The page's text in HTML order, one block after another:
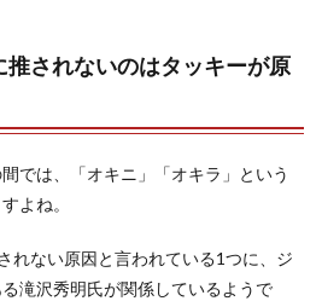
推されないのはタッキーが原
では、「オキニ」「オキラ」という
よね。
れない原因と言われている1つに、ジ
滝沢秀明氏が関係しているようで